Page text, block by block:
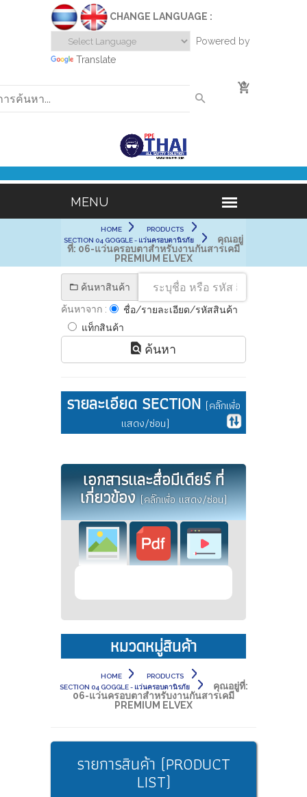
CHANGE LANGUAGE :
Powered by
Translate
0
HOME
PRODUCTS
SECTION 04 GOGGLE - แว่นครอบตานิรภัย
คุณอยู่
ที่: 06-แว่นครอบตาสำหรับงานกันสารเคมี
PREMIUM ELVEX
ค้นหาสินค้า
ค้นหาจาก :
ชื่อ/รายละเอียด/รหัสสินค้า
แท็กสินค้า
ค้นหา
รายละเอียด SECTION (คลิ๊กเพื่อ
แสดง/ซ่อน)
เอกสารและสื่อมีเดียร์ ที่
เกี่ยวข้อง(คลิ๊กเพื่อ แสดง/ซ่อน)
หมวดหมู่สินค้า
HOME
PRODUCTS
SECTION 04 GOGGLE - แว่นครอบตานิรภัย
คุณอยู่ที่:
06-แว่นครอบตาสำหรับงานกันสารเคมี
PREMIUM ELVEX
รายการสินค้า (PRODUCT
LIST)